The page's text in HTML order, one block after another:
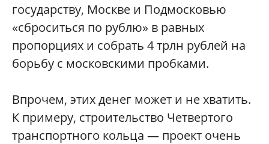
государству, Москве и Подмосковью
«сброситься по рублю» в равных
пропорциях и собрать 4 трлн рублей на
борьбу с московскими пробками.
Впрочем, этих денег может и не хватить.
К примеру, строительство Четвертого
транспортного кольца — проект очень